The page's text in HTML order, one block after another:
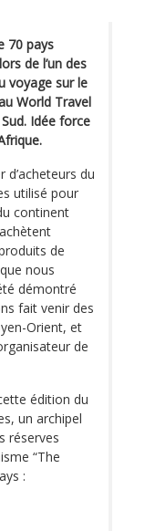
70 pays
de l’un des
voyage sur le
World Travel
Idée force
d’acheteurs du
utilisé pour
continent
de
nous
démontré
fait venir des
Orient, et
de
édition du
un archipel
réserves
“The
: